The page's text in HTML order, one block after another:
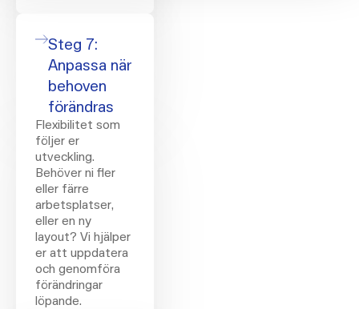
Steg 7:
Anpassa när
behoven
förändras
Flexibilitet som
följer er
utveckling.
Behöver ni fler
eller färre
arbetsplatser,
eller en ny
layout? Vi hjälper
er att uppdatera
och genomföra
förändringar
löpande.